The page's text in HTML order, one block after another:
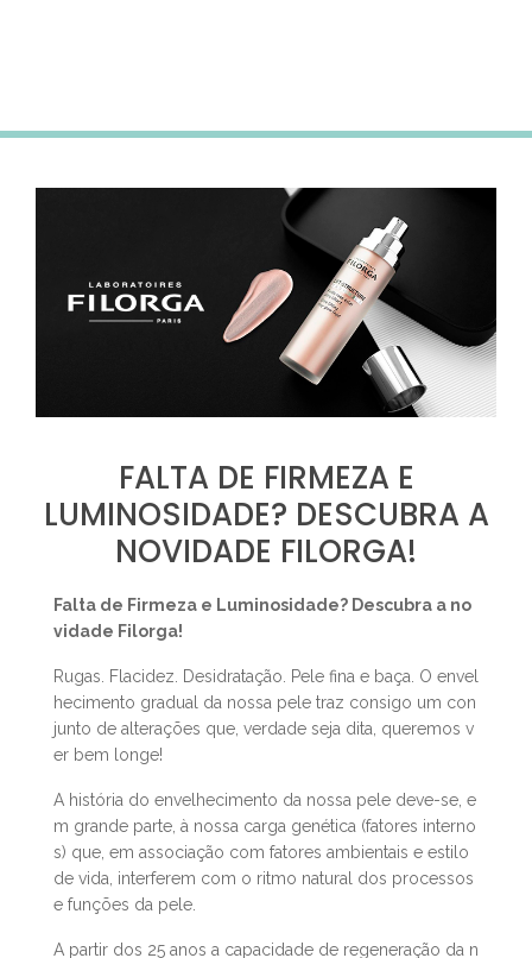
na tua primeira compra
FALTA DE FIRMEZA E
LUMINOSIDADE? DESCUBRA A
NOVIDADE FILORGA!
Falta de Firmeza e Luminosidade? Descubra a no
vidade Filorga!
Rugas. Flacidez. Desidratação. Pele fina e baça. O envel
junto de alterações que, verdade seja dita, queremos v
er bem longe!
A história do envelhecimento da nossa pele deve-se, e
m grande parte, à nossa carga genética (fatores interno